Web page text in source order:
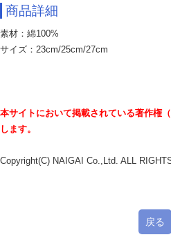
商品詳細
素材：綿100%
サイズ：23cm/25cm/27cm
本サイトにおいて掲載されている著作権
します。
Copyright(C) NAIGAI Co.,Ltd. ALL
戻る